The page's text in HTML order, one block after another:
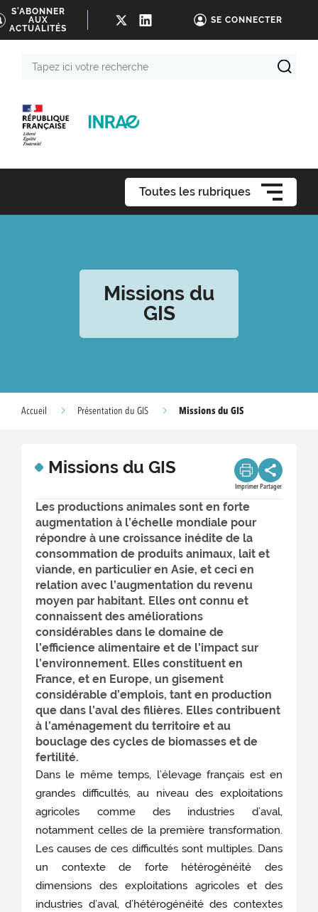
S'ABONNER
AUX
ACTUALITÉS
SE CONNECTER
Toutes les rubriques
Missions du
GIS
Accueil Présentation du GIS Missions du GIS
Missions du GIS
Imprimer Partager
Les productions animales sont en forte
augmentation à l’échelle mondiale pour
répondre à une croissance inédite de la
consommation de produits animaux, lait et
viande, en particulier en Asie, et ceci en
relation avec l’augmentation du revenu
moyen par habitant. Elles ont connu et
connaissent des améliorations
considérables dans le domaine de
l’efficience alimentaire et de l’impact sur
l’environnement. Elles constituent en
France, et en Europe, un gisement
considérable d’emplois, tant en production
que dans l’aval des filières. Elles contribuent
à l’aménagement du territoire et au
bouclage des cycles de biomasses et de
fertilité.
Dans le même temps, l’élevage français est en
grandes difficultés, au niveau des exploitations
agricoles comme des industries d’aval,
notamment celles de la première transformation.
Les causes de ces difficultés sont multiples. Dans
un contexte de forte hétérogénéité des
dimensions des exploitations agricoles et des
industries d’aval, d’hétérogénéité des contextes